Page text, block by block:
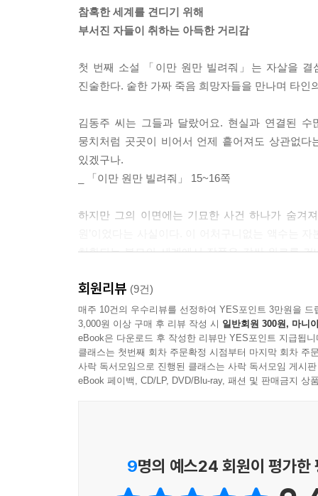
참혹한 세계를 견디기 위해
부서진 자들이 취하는 아득한 거리감
첫 번째 소설 「이만 원만 빌려줘」는 자살을 결
진술한다. 숱한 가짜 죽음 희망자들을 만나며 타인
김동주 씨는 그들과 달랐어요. 현실과 연결된
뭉치처럼 곳곳이 비어서 언제 흩어져도 상관없
있겠구나.
_ 「이만 원만 빌려줘」 15~16쪽
하지만 그의 이면에는 기묘한 사건 하나가 숨겨
치환되는 불모의 세계에서 작품은 값싼 위로를
씁쓸한 교차로에서 말없이 스쳐 가는
번역되지 않은 고통들
숫자로 치환된 세계의 폭력성은 두 번째 소설
전전하는 오영은 스스로를 “칠천 원짜리”라 자
이 작품은 동생의 억울한 죽음을 풀기 위해 세상
회원리뷰 (9건)
매주 10건의 우수리뷰를 선정하여 YES포인트 3만원을 드
3,000원 이상 구매 후 리뷰 작성 시 일반회원 300원, 마니
eBook은 다운로드 후 작성한 리뷰만 YES포인트 지급됩니
클래스는 첫번째 회차 주문확정 시점부터 마지막 회차 주
사락 독서모임으로 진행된 클래스는 사락 독서모임 게시
eBook 페이백, CD/LP, DVD/Blu-ray, 패션 및 판매금지 상
9명의 예스24 회원이 평가한